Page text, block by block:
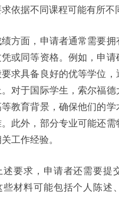
依据不同课程可能有所不
方面，申请者通常需要拥
或同等资格。例如，申请
求具备良好的优等学位，
对于国际学生，索尔福德
教育背景，确保他们的学
此外，部分专业可能还需
工作经验。
述要求，申请者还需要提
些材料可能包括个人陈述